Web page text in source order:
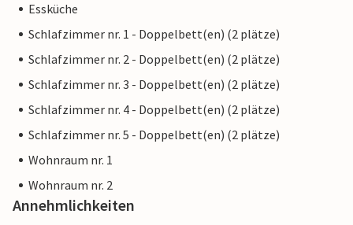
Essküche
Schlafzimmer nr. 1 - Doppelbett(en) (2 plätze)
Schlafzimmer nr. 2 - Doppelbett(en) (2 plätze)
Schlafzimmer nr. 3 - Doppelbett(en) (2 plätze)
Schlafzimmer nr. 4 - Doppelbett(en) (2 plätze)
Schlafzimmer nr. 5 - Doppelbett(en) (2 plätze)
Wohnraum nr. 1
Wohnraum nr. 2
Annehmlichkeiten